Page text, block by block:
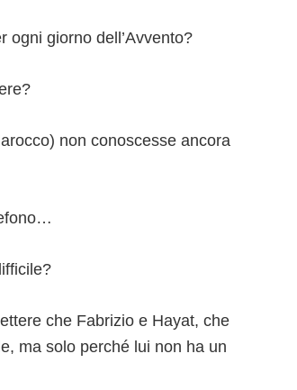
ogni giorno dell’Avvento?
non conoscesse ancora
che Fabrizio e Hayat, che
ma solo perché lui non ha un